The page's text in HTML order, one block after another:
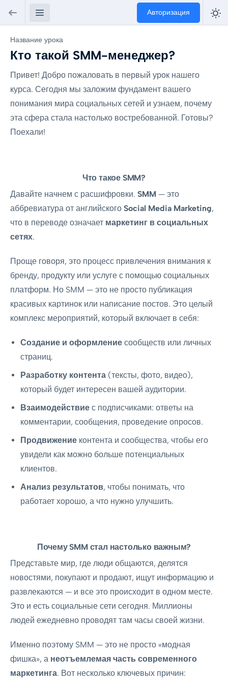
Авторизация
Название урока
Кто такой SMM-менеджер?
Привет! Добро пожаловать в первый урок нашего
курса. Сегодня мы заложим фундамент вашего
понимания мира социальных сетей и узнаем, почему
эта сфера стала настолько востребованной. Готовы?
Поехали!
Что такое SMM?
Давайте начнем с расшифровки. SMM — это
аббревиатура от английского Social Media Marketing,
что в переводе означает маркетинг в социальных
сетях.
Проще говоря, это процесс привлечения внимания к
бренду, продукту или услуге с помощью социальных
платформ. Но SMM — это не просто публикация
красивых картинок или написание постов. Это целый
комплекс мероприятий, который включает в себя:
Создание и оформление сообществ или личных
страниц.
Разработку контента (тексты, фото, видео),
который будет интересен вашей аудитории.
Взаимодействие с подписчиками: ответы на
комментарии, сообщения, проведение опросов.
Продвижение контента и сообщества, чтобы его
увидели как можно больше потенциальных
клиентов.
Анализ результатов, чтобы понимать, что
работает хорошо, а что нужно улучшить.
Почему SMM стал настолько важным?
Представьте мир, где люди общаются, делятся
новостями, покупают и продают, ищут информацию и
развлекаются — и все это происходит в одном месте.
Это и есть социальные сети сегодня. Миллионы
людей ежедневно проводят там часы своей жизни.
Именно поэтому SMM — это не просто «модная
фишка», а неотъемлемая часть современного
маркетинга. Вот несколько ключевых причин: